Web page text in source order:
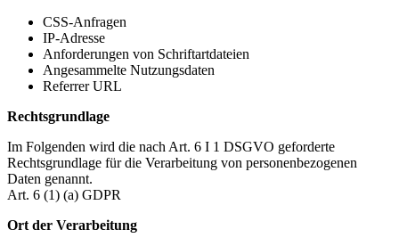
CSS-Anfragen
IP-Adresse
Anforderungen von Schriftartdateien
Angesammelte Nutzungsdaten
Referrer URL
Rechtsgrundlage
Im Folgenden wird die nach Art. 6 I 1 DSGVO geforderte
Rechtsgrundlage für die Verarbeitung von personenbezogenen
Daten genannt.
Art. 6 (1) (a) GDPR
Ort der Verarbeitung